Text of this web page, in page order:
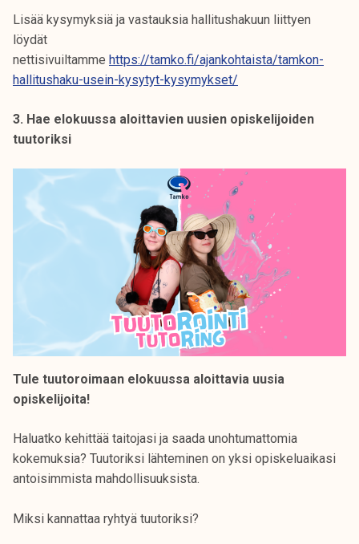
Lisää kysymyksiä ja vastauksia hallitushakuun liittyen
löydät
nettisivuiltamme https://tamko.fi/ajankohtaista/tamkon-
hallitushaku-usein-kysytyt-kysymykset/
3. Hae elokuussa aloittavien uusien opiskelijoiden
tuutoriksi
Tule tuutoroimaan elokuussa aloittavia uusia
opiskelijoita!
Haluatko kehittää taitojasi ja saada unohtumattomia
kokemuksia? Tuutoriksi lähteminen on yksi opiskeluaikasi
antoisimmista mahdollisuuksista.
Miksi kannattaa ryhtyä tuutoriksi?